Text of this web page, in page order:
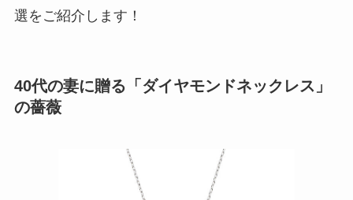
選をご紹介します！
40代の妻に贈る「ダイヤモンドネックレス」
の薔薇